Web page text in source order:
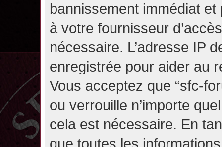
bannissement immédiat
à votre fournisseur
nécessaire. L’adresse IP
enregistrée pour aider au
Vous acceptez que “sfc-
ou verrouille n’importe
cela est nécessaire. En
que toutes les